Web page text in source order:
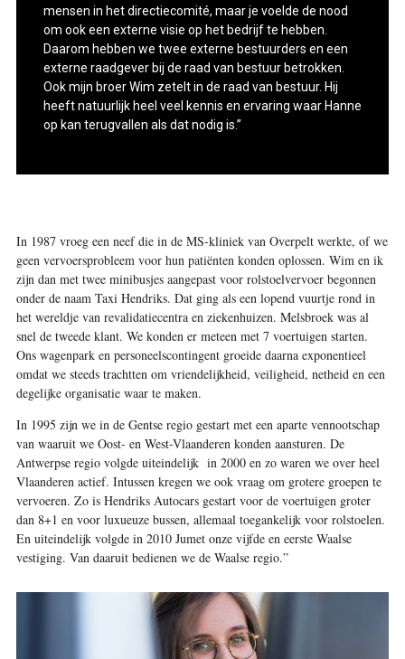
mensen in het directiecomité, maar je voelde de nood
om ook een externe visie op het bedrijf te hebben.
Daarom hebben we twee externe bestuurders en een
externe raadgever bij de raad van bestuur betrokken.
Ook mijn broer Wim zetelt in de raad van bestuur. Hij
heeft natuurlijk heel veel kennis en ervaring waar Hanne
op kan terugvallen als dat nodig is.”
In 1987 vroeg een neef die in de MS-kliniek van Overpelt werkte, of we
geen vervoersprobleem voor hun ­patiënten konden oplossen. Wim en ik
zijn dan met twee minibusjes aangepast voor rolstoelvervoer begonnen
onder de naam Taxi Hendriks. Dat ging als een lopend vuurtje rond in
het wereldje van revalidatiecentra en zieken­huizen. Melsbroek was al
snel de tweede klant. We konden er meteen met 7 voertuigen starten.
Ons wagenpark en personeelscontingent groeide daarna exponentieel
omdat we steeds trachtten om vriendelijkheid, veiligheid, netheid en een
degelijke organisatie waar te maken.
In 1995 zijn we in de Gentse regio gestart met een aparte vennootschap
van waaruit we Oost- en West-Vlaanderen konden aansturen. De
Antwerpse regio volgde uiteindelijk in 2000 en zo waren we over heel
Vlaanderen actief. Intussen kregen we ook vraag om grotere groepen te
vervoeren. Zo is Hendriks Autocars gestart voor de voertuigen groter
dan 8+1 en voor luxueuze bussen, allemaal toegankelijk voor rolstoelen.
En uiteindelijk volgde in 2010 Jumet onze vijfde en eerste Waalse
vestiging. Van daaruit bedienen we de Waalse regio.”